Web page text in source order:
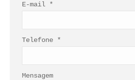
E-mail *
Telefone *
Mensagem